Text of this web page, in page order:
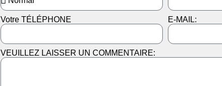
Votre TÉLÉPHONE E-MAIL:
VEUILLEZ LAISSER UN COMMENTAIRE: